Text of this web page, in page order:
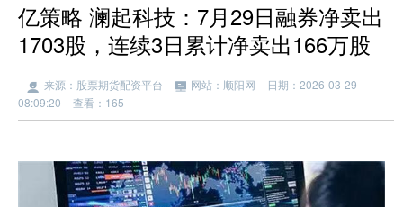
亿策略 澜起科技：7月29日融券净卖出
1703股，连续3日累计净卖出166万股
来源：股票期货配资平台 网站：顺阳网
日期：2026-03-29
08:09:20
查看：165